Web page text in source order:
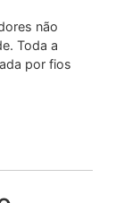
não
Toda a
por fios